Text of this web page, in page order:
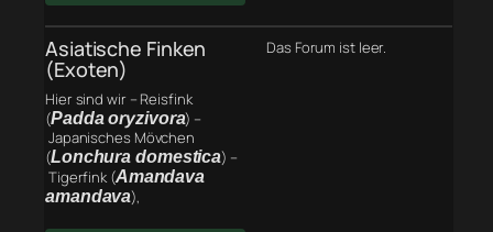
Asiatische Finken
(Exoten)
Hier sind wir – Reisfink
(Padda oryzivora) –
Japanisches Mövchen
(Lonchura domestica) –
Tigerfink (Amandava
amandava),
Das Forum ist leer.